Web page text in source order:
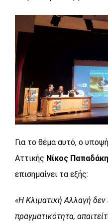
Για το θέμα αυτό, ο
Αττικής Νίκος
επισημαίνει τα εξής:
«Η Κλιματική Αλλαγή δεν
πραγματικότητα,